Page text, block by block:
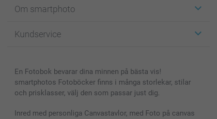
Fotokort
Fotoböcker
Skal till Mobil & Surfplatta
MyNameBook
Fotoramar & Tillbehör
Om smartphoto
För affiliates
Sitemap
Villkor och garantier
Kundservice
smartbonus
Priser & betalning
En Fotobok bevarar dina minnen på bästa vis!
smartphotos Fotoböcker finns i många storlekar, stilar
och prisklasser, välj den som passar just dig.
Inred med personliga Canvastavlor, med Foto på canvas